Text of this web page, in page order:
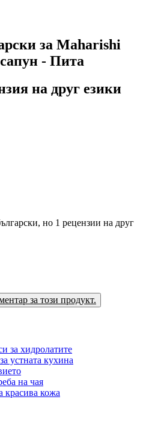
за Maharishi
- Пита
на друг езики
но 1 рецензии на друг
за този продукт.
за хидролатите
устната кухина
на чая
красива кожа